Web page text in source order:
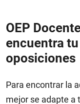
OEP
encuentra
oposiciones
Para encontrar la
mejor se adapte a